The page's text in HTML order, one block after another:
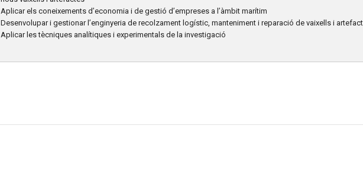
Aplicar els coneixements d’economia i de gestió d’empreses a l’àmbit marítim
Desenvolupar i gestionar l’enginyeria de recolzament logístic, manteniment i reparació de vaixells i
Aplicar les tècniques analítiques i experimentals de la investigació